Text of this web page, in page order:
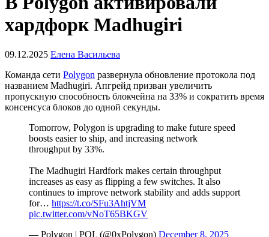
хардфорк Madhugiri
09.12.2025 Елена Васильева
Команда cети Polygon развернула обновление протокола под
названием Madhugiri. Апгрейд призван увеличить
пропускную способность блокчейна на 33% и сократить время
консенсуса блоков до одной секунды.
Tomorrow, Polygon is upgrading to make future speed
boosts easier to ship, and increasing network
throughput by 33%.
The Madhugiri Hardfork makes certain throughput
increases as easy as flipping a few switches. It also
continues to improve network stability and adds support
for… https://t.co/SFu3AhtjVM
pic.twitter.com/vNoT65BKGV
— Polygon | POL (@0xPolygon) December 8, 2025